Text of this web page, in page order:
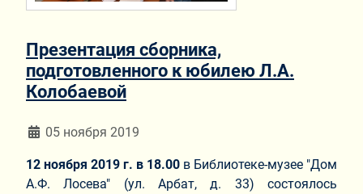
Презентация сборника,
подготовленного к юбилею Л.А.
Колобаевой
Информация о материале
05 ноября 2019
12 ноября 2019 г. в 18.00 в Библиотеке-музее "Дом
А.Ф. Лосева" (ул. Арбат, д. 33) состоялось